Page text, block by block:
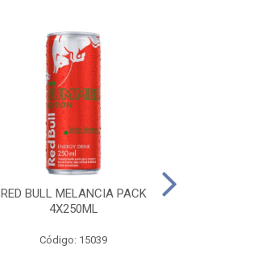
RED BULL MELANCIA PACK
4X250ML
Código: 15039